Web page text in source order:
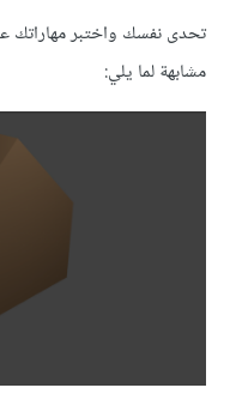
تحدى نفسك واختبر مهاراتك
مشابهة لما يلي: